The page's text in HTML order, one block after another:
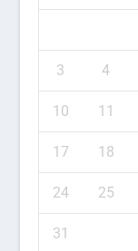
3 4
10 11
17 18
24 25
31